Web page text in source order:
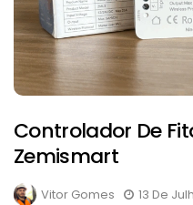
Controlador De
Zemismart
Vitor Gomes 13 De